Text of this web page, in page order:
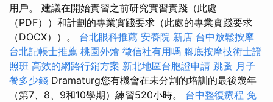
用戶。 建議在開始實習之前研究實習實踐（此處
（PDF））和計劃的專業實踐要求（此處的專業實踐要求
（DOCX））。 台北眼科推薦 安養院 新店 台中放鬆按摩
台北記帳士推薦 桃園外燴 徵信社有用嗎 腳底按摩技術士證
照班 高效的網路行銷方案 新北地區台胞證申請 跳蚤 月子
餐多少錢 Dramaturg您有機會在未分割的培訓的最後幾年
（第7、8、9和10學期）練習520小時。 台中整復療程 免